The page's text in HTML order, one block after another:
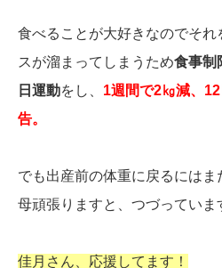
食べることが大好きなのでそれ
スが溜まってしまうため食事制
日運動をし、 1週間で2㎏減、
告。
でも出産前の体重に戻るには
母頑張りますと、つづっていま
佳月さん、応援してます！